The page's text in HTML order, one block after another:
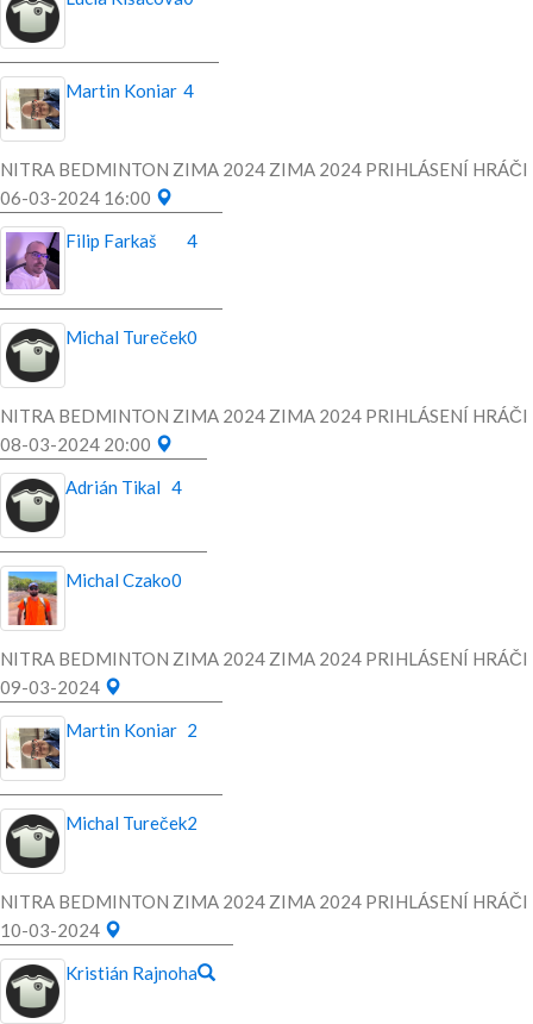
Martin Koniar 4
NITRA BEDMINTON ZIMA 2024 ZIMA 2024 PRIHLÁSENÍ HRÁČI
06-03-2024 16:00
Filip Farkaš
4
Michal Tureček0
NITRA BEDMINTON ZIMA 2024 ZIMA 2024 PRIHLÁSENÍ HRÁČI
08-03-2024 20:00
Adrián Tikal 4
Michal Czako0
NITRA BEDMINTON ZIMA 2024 ZIMA 2024 PRIHLÁSENÍ HRÁČI
09-03-2024
Martin Koniar 2
Michal Tureček2
NITRA BEDMINTON ZIMA 2024 ZIMA 2024 PRIHLÁSENÍ HRÁČI
10-03-2024
Kristián Rajnoha